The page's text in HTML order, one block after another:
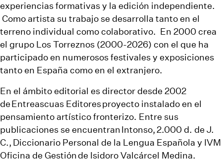
experiencias formativas y la edición independiente.
Como artista su trabajo se desarrolla tanto en el
terreno individual como colaborativo. En 2000 crea
el grupo Los Torreznos (2000-2026) con el que ha
participado en numerosos festivales y exposiciones
tanto en España como en el extranjero.
En el ámbito editorial es director desde 2002
deEntreascuas Editoresproyecto instalado en el
pensamiento artístico fronterizo. Entre sus
publicaciones se encuentranIntonso,2.000 d. de J.
C., Diccionario Personal de la Lengua Española y IVM
Oficina de Gestiónde Isidoro Valcárcel Medina.